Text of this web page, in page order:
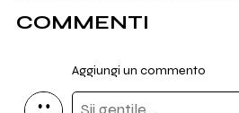
COMMENTI
Aggiungi un commento